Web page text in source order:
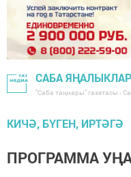
САБА
"Саба таңнары" газетасы -
КИЧӘ, БҮГЕН, ИРТӘГӘ
ПРОГРАММА